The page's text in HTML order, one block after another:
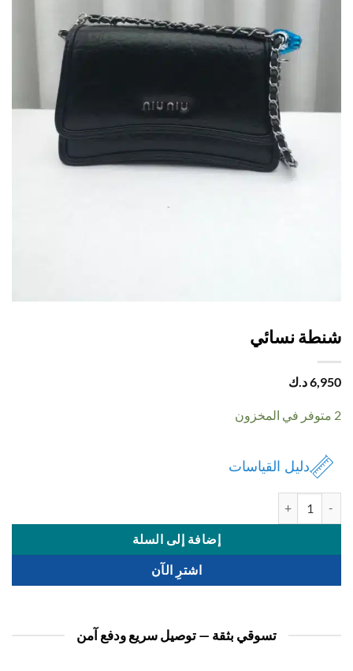
نسائي
د.ك
دليل القياسات
إضافة إلى السلة
اشترِ الآن
تسوقي بثقة — توصيل سريع ودفع آمن